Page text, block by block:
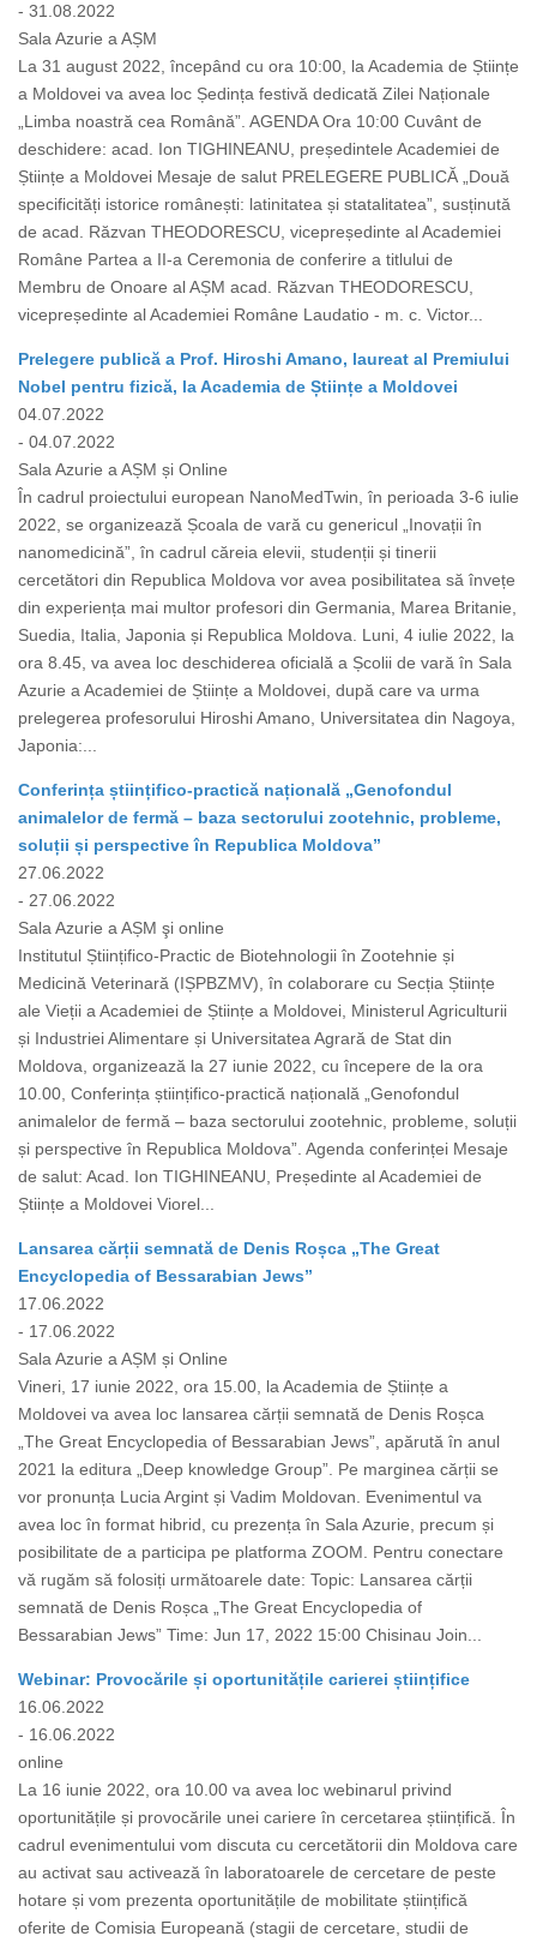
- 31.08.2022
Sala Azurie a AȘM
La 31 august 2022, începând cu ora 10:00, la Academia de Științe
a Moldovei va avea loc Ședința festivă dedicată Zilei Naționale
„Limba noastră cea Română”. AGENDA Ora 10:00 Cuvânt de
deschidere: acad. Ion TIGHINEANU, președintele Academiei de
Științe a Moldovei Mesaje de salut PRELEGERE PUBLICĂ „Două
specificități istorice românești: latinitatea și statalitatea”, susținută
de acad. Răzvan THEODORESCU, vicepreședinte al Academiei
Române Partea a II-a Ceremonia de conferire a titlului de
Membru de Onoare al AȘM acad. Răzvan THEODORESCU,
vicepreședinte al Academiei Române Laudatio - m. c. Victor...
Prelegere publică a Prof. Hiroshi Amano, laureat al Premiului
Nobel pentru fizică, la Academia de Științe a Moldovei
04.07.2022
- 04.07.2022
Sala Azurie a AȘM și Online
În cadrul proiectului european NanoMedTwin, în perioada 3-6 iulie
2022, se organizează Școala de vară cu genericul „Inovații în
nanomedicină”, în cadrul căreia elevii, studenții și tinerii
cercetători din Republica Moldova vor avea posibilitatea să învețe
din experiența mai multor profesori din Germania, Marea Britanie,
Suedia, Italia, Japonia și Republica Moldova. Luni, 4 iulie 2022, la
ora 8.45, va avea loc deschiderea oficială a Școlii de vară în Sala
Azurie a Academiei de Științe a Moldovei, după care va urma
prelegerea profesorului Hiroshi Amano, Universitatea din Nagoya,
Japonia:...
Conferința științifico-practică națională „Genofondul
animalelor de fermă – baza sectorului zootehnic, probleme,
soluții și perspective în Republica Moldova”
27.06.2022
- 27.06.2022
Sala Azurie a AȘM şi online
Institutul Științifico-Practic de Biotehnologii în Zootehnie și
Medicină Veterinară (IȘPBZMV), în colaborare cu Secția Științe
ale Vieții a Academiei de Științe a Moldovei, Ministerul Agriculturii
și Industriei Alimentare și Universitatea Agrară de Stat din
Moldova, organizează la 27 iunie 2022, cu începere de la ora
10.00, Conferința științifico-practică națională „Genofondul
animalelor de fermă – baza sectorului zootehnic, probleme, soluții
și perspective în Republica Moldova”. Agenda conferinței Mesaje
de salut: Acad. Ion TIGHINEANU, Președinte al Academiei de
Științe a Moldovei Viorel...
Lansarea cărții semnată de Denis Roșca „The Great
Encyclopedia of Bessarabian Jews”
17.06.2022
- 17.06.2022
Sala Azurie a AȘM și Online
Vineri, 17 iunie 2022, ora 15.00, la Academia de Științe a
Moldovei va avea loc lansarea cărții semnată de Denis Roșca
„The Great Encyclopedia of Bessarabian Jews”, apărută în anul
2021 la editura „Deep knowledge Group”. Pe marginea cărții se
vor pronunța Lucia Argint și Vadim Moldovan. Evenimentul va
avea loc în format hibrid, cu prezența în Sala Azurie, precum și
posibilitate de a participa pe platforma ZOOM. Pentru conectare
vă rugăm să folosiți următoarele date: Topic: Lansarea cărții
semnată de Denis Roșca „The Great Encyclopedia of
Bessarabian Jews” Time: Jun 17, 2022 15:00 Chisinau Join...
Webinar: Provocările și oportunitățile carierei științifice
16.06.2022
- 16.06.2022
online
La 16 iunie 2022, ora 10.00 va avea loc webinarul privind
oportunitățile și provocările unei cariere în cercetarea științifică. În
cadrul evenimentului vom discuta cu cercetătorii din Moldova care
au activat sau activează în laboratoarele de cercetare de peste
hotare și vom prezenta oportunitățile de mobilitate științifică
oferite de Comisia Europeană (stagii de cercetare, studii de